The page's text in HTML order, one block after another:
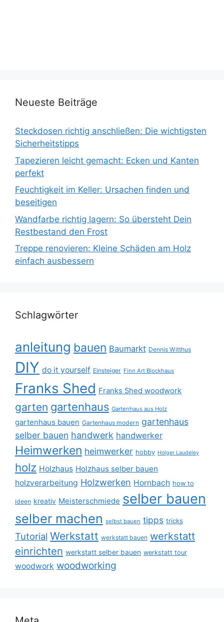
Neueste Beiträge
Steckdosen richtig anschließen: Die wichtigsten
Sicherheitstipps
Tapezieren leicht gemacht: Ecken und Kanten
perfekt
Feuchtigkeit im Keller: Ursachen finden und
beseitigen
Wandfarbe richtig lagern: So übersteht Dein
Restbestand den Frost
Treppe renovieren: Kleine Schäden am Holz
einfach ausbessern
Schlagwörter
anleitung bauen Baumarkt Dennis Witthus
DIY do it yourself Einsteiger Finn Art Blockhaus
Franks Shed Franks Shed woodwork
garten gartenhaus Gartenhaus aus Holz
gartenhaus bauen Gartenhaus modern gartenhaus
selber bauen handwerk handwerker
Heimwerken heimwerker hobby Holger Laudeley
holz Holzhaus Holzhaus selber bauen
holzverarbeitung Holzwerken Hornbach how to
ideen kreativ Meisterschmiede selber bauen
selber machen selbst bauen tipps tricks
Tutorial Werkstatt werkstatt bauen werkstatt
einrichten werkstatt selber bauen werkstatt tour
woodwork woodworking